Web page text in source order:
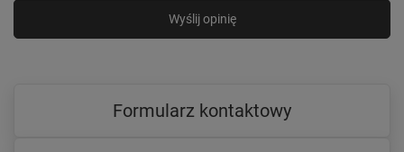
Wyślij opinię
Formularz kontaktowy